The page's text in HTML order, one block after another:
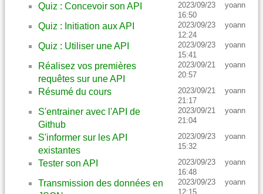
Quiz : Concevoir son API
2023/09/23
16:50
yoann
Quiz : Initiation aux API
2023/09/23
12:24
yoann
Quiz : Utiliser une API
2023/09/23
15:41
yoann
Réalisez vos premières
requêtes sur une API
2023/09/21
20:57
yoann
Résumé du cours
2023/09/21
21:17
yoann
S'entrainer avec l'API de
Github
2023/09/21
21:04
yoann
S'informer sur les API
existantes
2023/09/23
15:32
yoann
Tester son API
2023/09/23
16:48
yoann
Transmission des données en
2023/09/23
12:15
yoann